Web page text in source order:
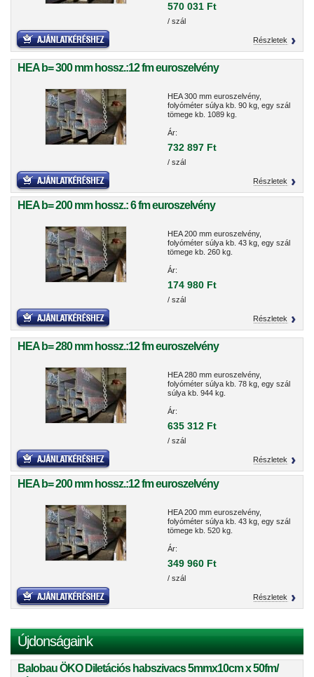
570 031 Ft
/ szál
Részletek
HEA b= 300 mm hossz.:12 fm euroszelvény
HEA 300 mm euroszelvény,
folyóméter súlya kb. 90 kg, egy szál
tömege kb. 1089 kg.
Ár:
732 897 Ft
/ szál
Részletek
HEA b= 200 mm hossz.: 6 fm euroszelvény
HEA 200 mm euroszelvény,
folyóméter súlya kb. 43 kg, egy szál
tömege kb. 260 kg.
Ár:
174 980 Ft
/ szál
Részletek
HEA b= 280 mm hossz.:12 fm euroszelvény
HEA 280 mm euroszelvény,
folyóméter súlya kb. 78 kg, egy szál
súlya kb. 944 kg.
Ár:
635 312 Ft
/ szál
Részletek
HEA b= 200 mm hossz.:12 fm euroszelvény
HEA 200 mm euroszelvény,
folyóméter súlya kb. 43 kg, egy szál
tömege kb. 520 kg.
Ár:
349 960 Ft
/ szál
Részletek
Újdonságaink
Balobau ÖKO Diletációs habszivacs 5mmx10cm x 50fm/